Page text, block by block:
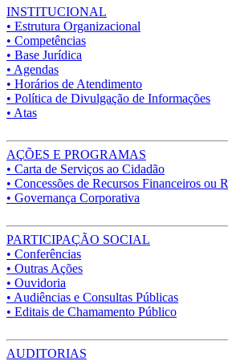
INSTITUCIONAL
• Estrutura Organizacional
• Competências
• Base Jurídica
• Agendas
• Horários de Atendimento
• Política de Divulgação de Informações
• Atas
AÇÕES E PROGRAMAS
• Carta de Serviços ao Cidadão
• Concessões de Recursos Financeiros ou
• Governança Corporativa
PARTICIPAÇÃO SOCIAL
• Conferências
• Outras Ações
• Ouvidoria
• Audiências e Consultas Públicas
• Editais de Chamamento Público
AUDITORIAS